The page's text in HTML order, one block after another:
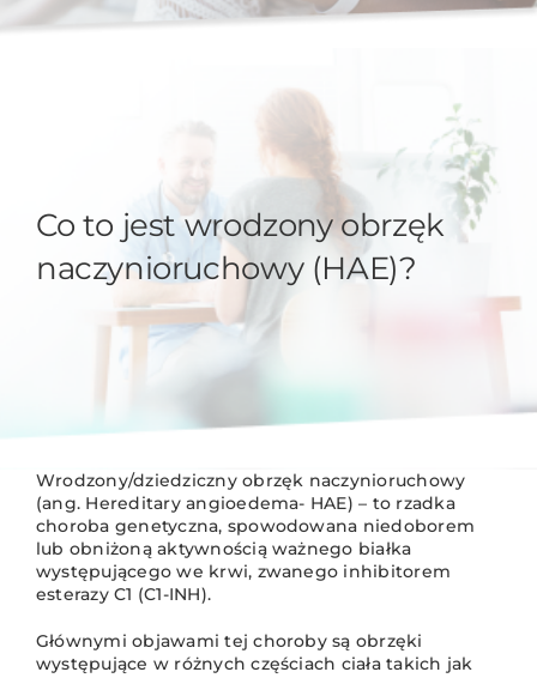
Co to jest wrodzony obrzęk
naczynioruchowy (HAE)?
Wrodzony/dziedziczny obrzęk naczynioruchowy
(ang. Hereditary angioedema- HAE) – to rzadka
choroba genetyczna, spowodowana niedoborem
lub obniżoną aktywnością ważnego białka
występującego we krwi, zwanego inhibitorem
esterazy C1 (C1-INH).
Głównymi objawami tej choroby są obrzęki
występujące w różnych częściach ciała takich jak